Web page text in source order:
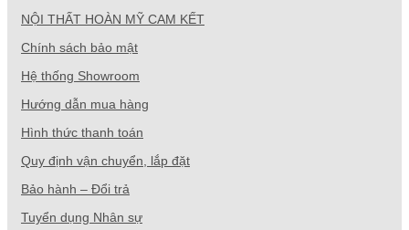
NỘI THẤT HOÀN MỸ CAM KẾT
Chính sách bảo mật
Hệ thống Showroom
Hướng dẫn mua hàng
Hình thức thanh toán
Quy định vận chuyển, lắp đặt
Bảo hành – Đổi trả
Tuyển dụng Nhân sự